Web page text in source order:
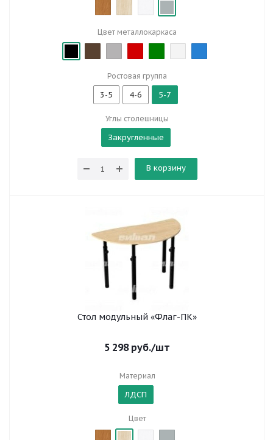
Цвет металлокаркаса
Ростовая группа
3-5 4-6 5-7
Углы столешницы
Закругленные
В корзину
Стол модульный «Флаг-ПК»
5 298руб./шт
Материал
ЛДСП
Цвет